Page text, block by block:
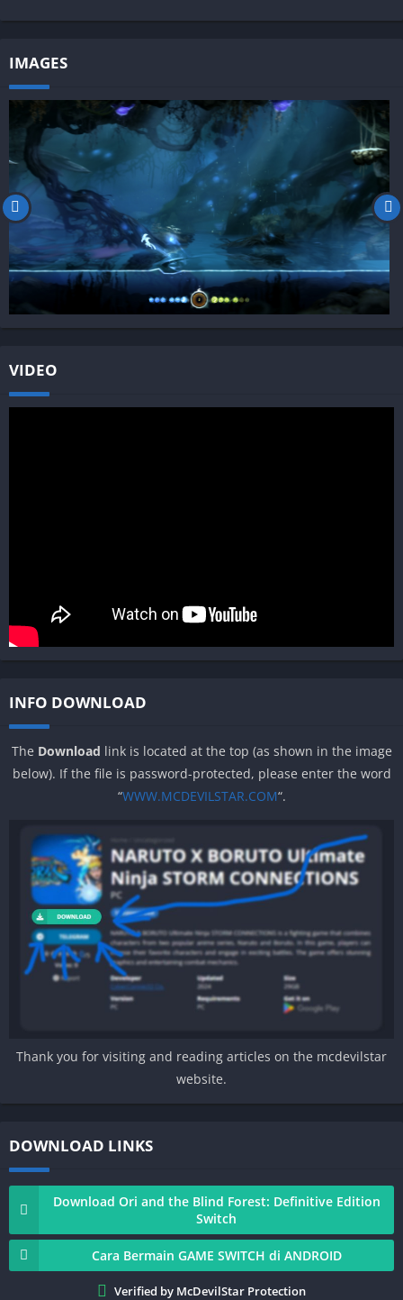
IMAGES
VIDEO
INFO DOWNLOAD
The Download link is located at the top (as shown in the image
below). If the file is password-protected, please enter the word
“WWW.MCDEVILSTAR.COM“.
Thank you for visiting and reading articles on the mcdevilstar
website.
DOWNLOAD LINKS
Download Ori and the Blind Forest: Definitive Edition
Switch
Cara Bermain GAME SWITCH di ANDROID
Verified by McDevilStar Protection